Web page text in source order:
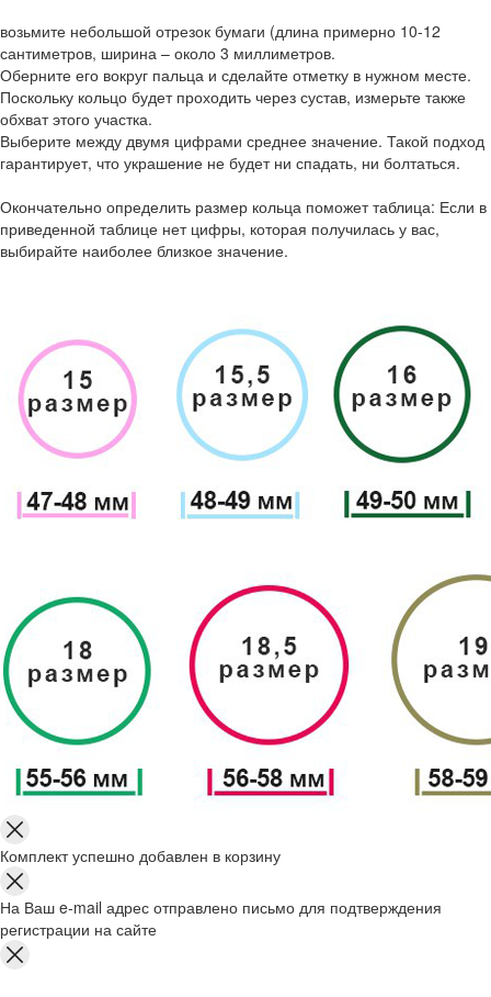
возьмите небольшой отрезок бумаги (длина примерно 10-12
сантиметров, ширина – около 3 миллиметров.
Оберните его вокруг пальца и сделайте отметку в нужном месте.
Поскольку кольцо будет проходить через сустав, измерьте также
обхват этого участка.
Выберите между двумя цифрами среднее значение. Такой подход
гарантирует, что украшение не будет ни спадать, ни болтаться.
Окончательно определить размер кольца поможет таблица: Если в
приведенной таблице нет цифры, которая получилась у вас,
выбирайте наиболее близкое значение.
Комплект успешно добавлен в корзину
На Ваш e-mail адрес отправлено письмо для подтверждения
регистрации на сайте